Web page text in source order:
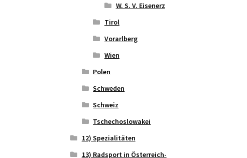
W. S. V. Eisenerz
Tirol
Vorarlberg
Wien
Polen
Schweden
Schweiz
Tschechoslowakei
12) Spezialitäten
13) Radsport in Österreich-